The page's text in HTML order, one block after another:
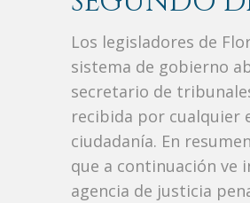
Los legisladores de
sistema de gobierno
secretario de
recibida por cualquier
ciudadanía. En
que a continuación ve
agencia de justicia